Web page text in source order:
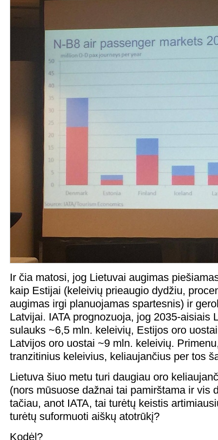
Ir čia matosi, jog Lietuvai augimas
kaip Estijai (keleivių prieaugio dydžiu,
augimas irgi planuojamas spartesnis) ir
Latvijai. IATA prognozuoja, jog 2035-aisiais
sulauks ~6,5 mln. keleivių, Estijos oro
Latvijos oro uostai ~9 mln. keleivių.
tranzitinius keleivius, keliaujančius per tos
Lietuva šiuo metu turi daugiau oro
(nors mūsuose dažnai tai pamirštama ir vis
tačiau, anot IATA, tai turėtų keistis
turėtų suformuoti aiškų atotrūkį?
Kodėl?